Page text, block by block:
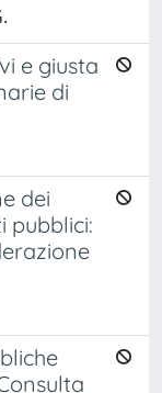
e giusta
di
dei
pubblici: